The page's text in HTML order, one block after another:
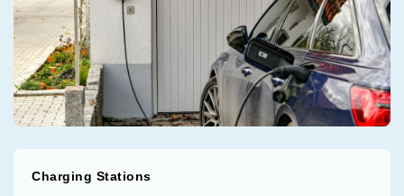
Charging Stations